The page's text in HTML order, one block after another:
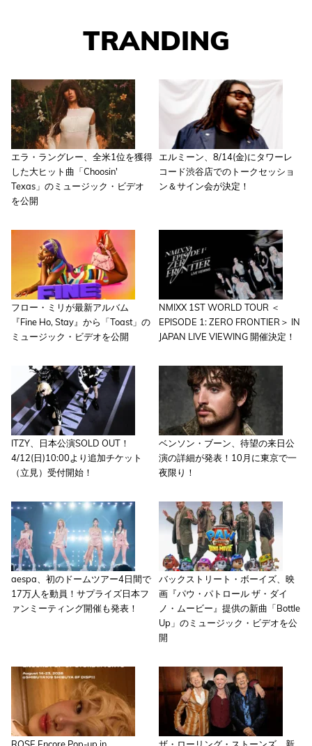
TRANDING
エラ・ラングレー、全米1位を獲得
した大ヒット曲「Choosin'
Texas」のミュージック・ビデオ
を公開
エルミーン、8/14(金)にタワーレ
コード渋谷店でのトークセッショ
ン＆サイン会が決定！
フロー・ミリが最新アルバム
『Fine Ho, Stay』から「Toast」の
ミュージック・ビデオを公開
NMIXX 1ST WORLD TOUR ＜
EPISODE 1: ZERO FRONTIER＞ IN
JAPAN LIVE VIEWING 開催決定！
ITZY、日本公演SOLD OUT！
4/12(日)10:00より追加チケット
（立見）受付開始！
ベンソン・ブーン、待望の来日公
演の詳細が発表！10月に東京で一
夜限り！
aespa、初のドームツアー4日間で
17万人を動員！サプライズ日本フ
ァンミーティング開催も発表！
バックストリート・ボーイズ、映
画『パウ・パトロール ザ・ダイ
ノ・ムービー』提供の新曲「Bottle
Up」のミュージック・ビデオを公
開